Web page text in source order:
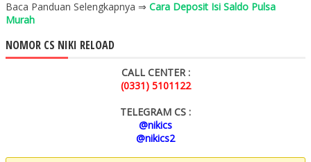
Baca Panduan Selengkapnya ⇒ Cara Deposit Isi Saldo Pulsa
Murah
NOMOR CS NIKI RELOAD
CALL CENTER :
(0331) 5101122
TELEGRAM CS :
@nikics
@nikics2